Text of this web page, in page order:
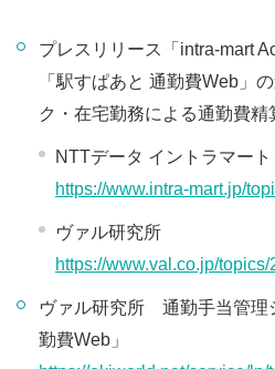
プレスリリース「intra-mart
「駅すぱあと 通勤費Web」
ク・在宅勤務による通勤費精
NTTデータ イントラマート
https://www.intra-mart.jp/
ヴァル研究所
https://www.val.co.jp/topics/
ヴァル研究所 通勤手当管理
勤費Web」